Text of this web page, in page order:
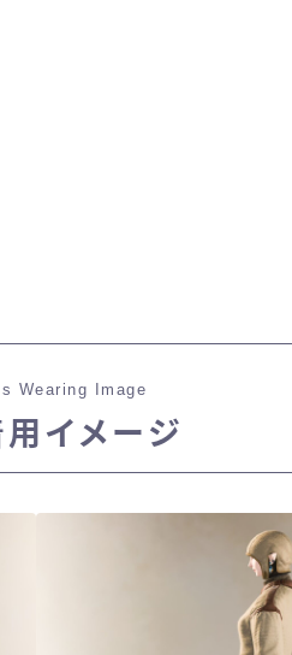
三分丈
Wearing Image
イメージ